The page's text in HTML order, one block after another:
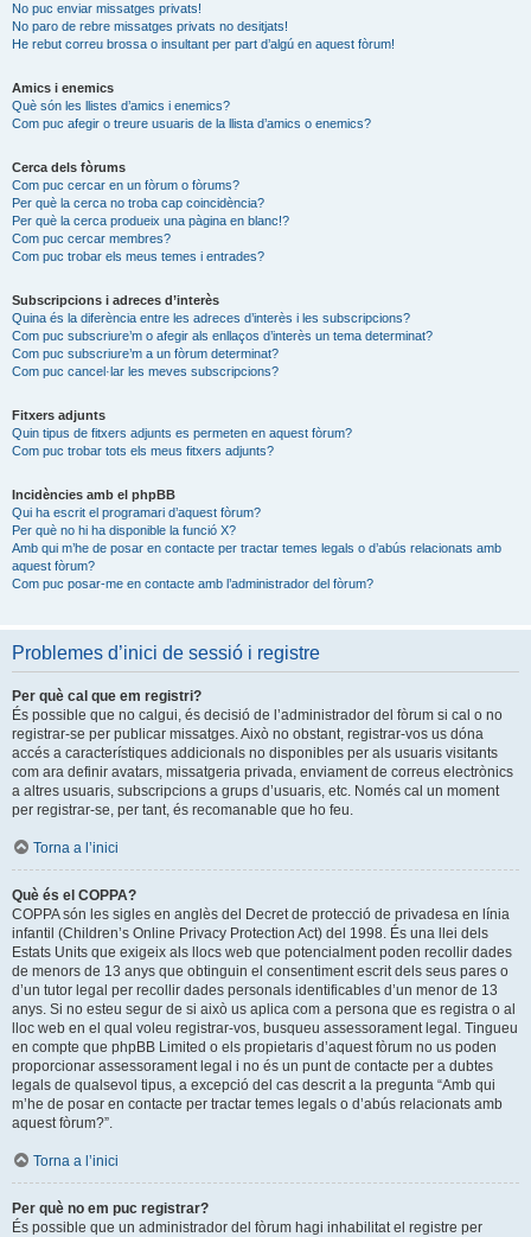
No puc enviar missatges privats!
No paro de rebre missatges privats no desitjats!
He rebut correu brossa o insultant per part d’algú en aquest fòrum!
Amics i enemics
Què són les llistes d’amics i enemics?
Com puc afegir o treure usuaris de la llista d’amics o enemics?
Cerca dels fòrums
Com puc cercar en un fòrum o fòrums?
Per què la cerca no troba cap coincidència?
Per què la cerca produeix una pàgina en blanc!?
Com puc cercar membres?
Com puc trobar els meus temes i entrades?
Subscripcions i adreces d’interès
Quina és la diferència entre les adreces d’interès i les subscripcions?
Com puc subscriure’m o afegir als enllaços d’interès un tema determinat?
Com puc subscriure’m a un fòrum determinat?
Com puc cancel·lar les meves subscripcions?
Fitxers adjunts
Quin tipus de fitxers adjunts es permeten en aquest fòrum?
Com puc trobar tots els meus fitxers adjunts?
Incidències amb el phpBB
Qui ha escrit el programari d’aquest fòrum?
Per què no hi ha disponible la funció X?
Amb qui m’he de posar en contacte per tractar temes legals o d’abús relacionats amb
aquest fòrum?
Com puc posar-me en contacte amb l’administrador del fòrum?
Problemes d’inici de sessió i registre
Per què cal que em registri?
És possible que no calgui, és decisió de l’administrador del fòrum si cal o no
registrar-se per publicar missatges. Això no obstant, registrar-vos us dóna
accés a característiques addicionals no disponibles per als usuaris visitants
com ara definir avatars, missatgeria privada, enviament de correus electrònics
a altres usuaris, subscripcions a grups d’usuaris, etc. Només cal un moment
per registrar-se, per tant, és recomanable que ho feu.
Torna a l’inici
Què és el COPPA?
COPPA són les sigles en anglès del Decret de protecció de privadesa en línia
infantil (Children’s Online Privacy Protection Act) del 1998. És una llei dels
Estats Units que exigeix als llocs web que potencialment poden recollir dades
de menors de 13 anys que obtinguin el consentiment escrit dels seus pares o
d’un tutor legal per recollir dades personals identificables d’un menor de 13
anys. Si no esteu segur de si això us aplica com a persona que es registra o al
lloc web en el qual voleu registrar-vos, busqueu assessorament legal. Tingueu
en compte que phpBB Limited o els propietaris d’aquest fòrum no us poden
proporcionar assessorament legal i no és un punt de contacte per a dubtes
legals de qualsevol tipus, a excepció del cas descrit a la pregunta “Amb qui
m’he de posar en contacte per tractar temes legals o d’abús relacionats amb
aquest fòrum?”.
Torna a l’inici
Per què no em puc registrar?
És possible que un administrador del fòrum hagi inhabilitat el registre per